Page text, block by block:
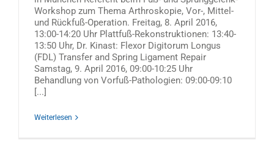
Workshop zum Thema Arthroskopie, Vor-, Mittel-
und Rückfuß-Operation. Freitag, 8. April 2016,
13:00-14:20 Uhr Plattfuß-Rekonstruktionen: 13:40-
13:50 Uhr, Dr. Kinast: Flexor Digitorum Longus
(FDL) Transfer and Spring Ligament Repair
Samstag, 9. April 2016, 09:00-10:25 Uhr
Behandlung von Vorfuß-Pathologien: 09:00-09:10
[...]
Weiterlesen